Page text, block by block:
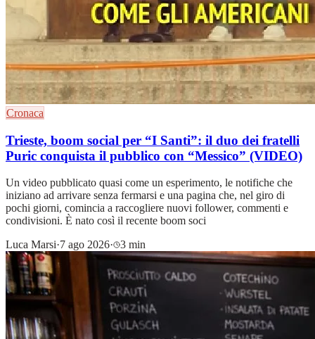
Cronaca
Trieste, boom social per “I Santi”: il duo dei fratelli
Puric conquista il pubblico con “Messico” (VIDEO)
Un video pubblicato quasi come un esperimento, le notifiche che
iniziano ad arrivare senza fermarsi e una pagina che, nel giro di
pochi giorni, comincia a raccogliere nuovi follower, commenti e
condivisioni. È nato così il recente boom soci
Luca Marsi·7 ago 2026· 3 min